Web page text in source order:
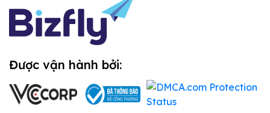
Thiết kế website theo yêu cầu là gì?
Website theo yêu cầu khác gì
website mẫu
Được vận hành bởi: